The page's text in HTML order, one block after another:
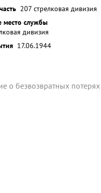
207 стрелковая дивизия
место службы
дивизия
17.06.1944
о безвозвратных потерях